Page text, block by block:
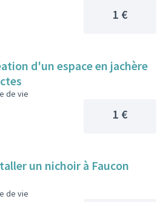
1 €
d'un espace en jachère
de vie
1 €
un nichoir à Faucon
de vie